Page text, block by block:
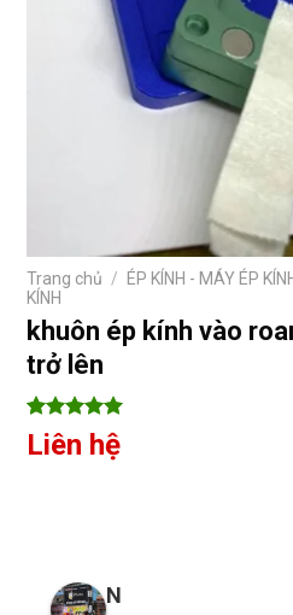
Trang chủ / ÉP KÍNH - MÁY ÉP
KÍNH
khuôn ép kính vào
trở lên
5 trên 5
dựa trên
10
Liên hệ
N